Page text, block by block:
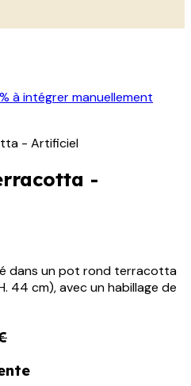
à intégrer manuellement
- Artificiel
-
dans un pot rond terracotta
44 cm), avec un habillage de